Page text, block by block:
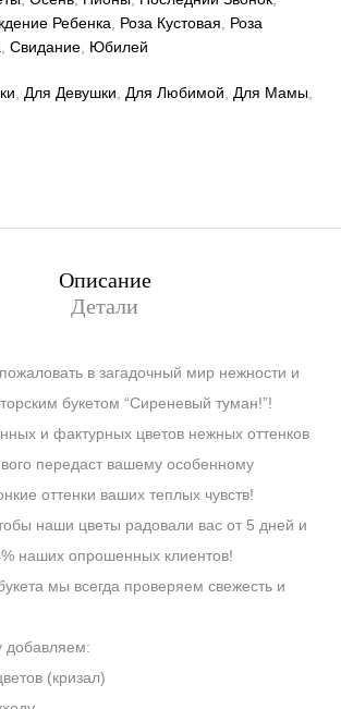
Ребенка Роза Кустовая
Роза
Свидание Юбилей
Для Девушки Для Любимой Для Мамы
Описание
Детали
в загадочный мир нежности и
букетом “Сиреневый туман!”!
и фактурных цветов нежных оттенков
передаст вашему особенному
оттенки ваших теплых чувств!
наши цветы радовали вас от 5 дней и
наших опрошенных клиентов!
мы всегда проверяем свежесть и
добавляем:
(кризал)